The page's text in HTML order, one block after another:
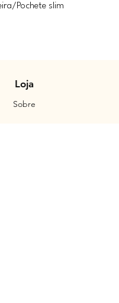
Pochete slim
Loja
Sobre